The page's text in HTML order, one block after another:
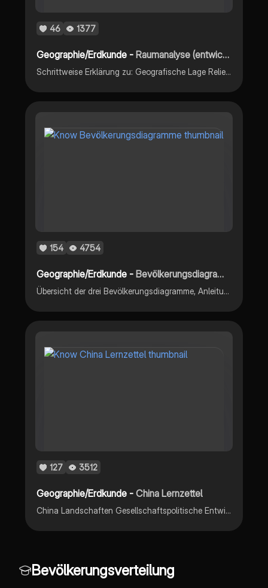
46 1377
Geographie/Erdkunde -Raumanalyse (entwicklungs- und wirtschaftsgeografischer Schwerpunkt)
Schrittweise Erklärung zu: Geografische Lage Relief Vegetation Böden (edaphische Aspekte) inklusive: Wirtschaft Bevölkerung Kolonialisierung + Merkmale Entwicklungsland
154 4754
Geographie/Erdkunde -Bevölkerungsdiagramme
Übersicht der drei Bevölkerungsdiagramme, Anleitung zur Auswertung, wichtige Begriffe und die Bevölkerungsentwicklung in Deutschland
127 3512
Geographie/Erdkunde -China Lernzettel
China Landschaften Gesellschaftspolitische Entwicklungen Bevölkerungspyramiden Bevölkerungspolitik Ekp Landwirtschaft
Bevölkerungsverteilung